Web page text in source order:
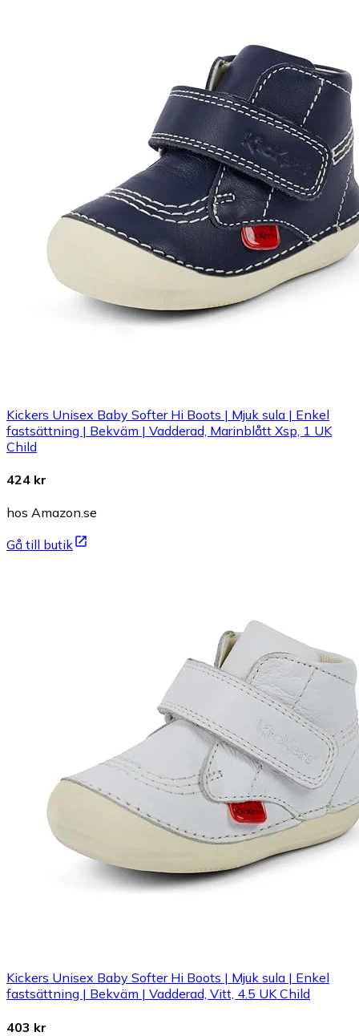
Kickers Unisex Baby Softer Hi Boots | Mjuk sula | Enkel
fastsättning | Bekväm | Vadderad, Marinblått Xsp, 1 UK
Child
424 kr
hos Amazon.se
Gå till butik
Kickers Unisex Baby Softer Hi Boots | Mjuk sula | Enkel
fastsättning | Bekväm | Vadderad, Vitt, 4.5 UK Child
403 kr